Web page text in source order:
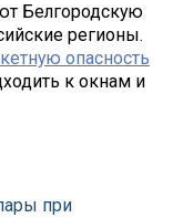
Белгородскую
регионы.
опасность
к окнам и
при